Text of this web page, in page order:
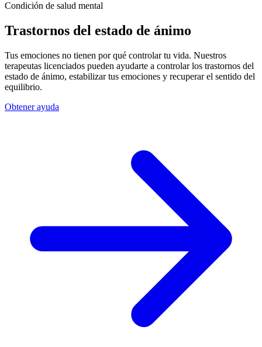
Condición de salud mental
Trastornos del estado de ánimo
Tus emociones no tienen por qué controlar tu vida. Nuestros
terapeutas licenciados pueden ayudarte a controlar los trastornos del
estado de ánimo, estabilizar tus emociones y recuperar el sentido del
equilibrio.
Obtener ayuda